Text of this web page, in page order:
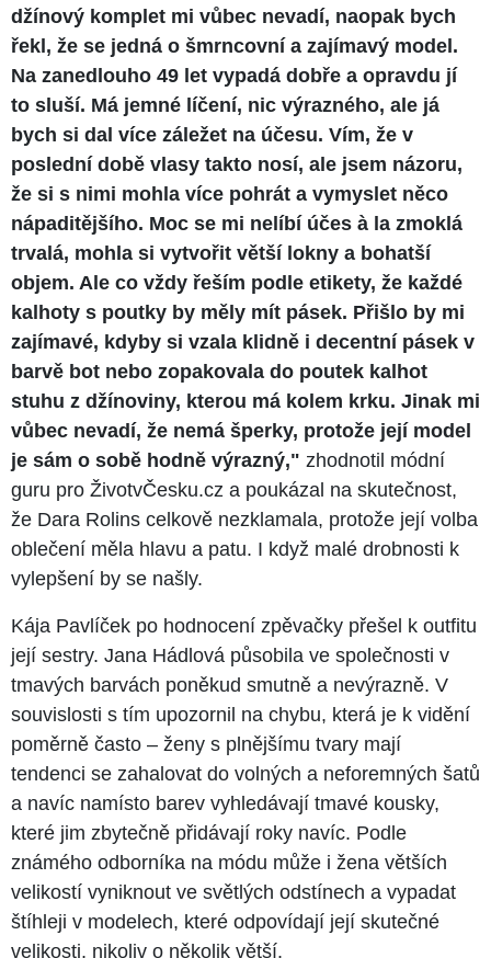
džínový komplet mi vůbec nevadí, naopak bych
řekl, že se jedná o šmrncovní a zajímavý model.
Na zanedlouho 49 let vypadá dobře a opravdu jí
to sluší. Má jemné líčení, nic výrazného, ale já
bych si dal více záležet na účesu. Vím, že v
poslední době vlasy takto nosí, ale jsem názoru,
že si s nimi mohla více pohrát a vymyslet něco
nápaditějšího. Moc se mi nelíbí účes à la zmoklá
trvalá, mohla si vytvořit větší lokny a bohatší
objem. Ale co vždy řeším podle etikety, že každé
kalhoty s poutky by měly mít pásek. Přišlo by mi
zajímavé, kdyby si vzala klidně i decentní pásek v
barvě bot nebo zopakovala do poutek kalhot
stuhu z džínoviny, kterou má kolem krku. Jinak mi
vůbec nevadí, že nemá šperky, protože její model
je sám o sobě hodně výrazný," zhodnotil módní
guru pro ŽivotvČesku.cz a poukázal na skutečnost,
že Dara Rolins celkově nezklamala, protože její volba
oblečení měla hlavu a patu. I když malé drobnosti k
vylepšení by se našly.
Kája Pavlíček po hodnocení zpěvačky přešel k outfitu
její sestry. Jana Hádlová působila ve společnosti v
tmavých barvách poněkud smutně a nevýrazně. V
souvislosti s tím upozornil na chybu, která je k vidění
poměrně často – ženy s plnějšímu tvary mají
tendenci se zahalovat do volných a neforemných šatů
a navíc namísto barev vyhledávají tmavé kousky,
které jim zbytečně přidávají roky navíc. Podle
známého odborníka na módu může i žena větších
velikostí vyniknout ve světlých odstínech a vypadat
štíhleji v modelech, které odpovídají její skutečné
velikosti, nikoliv o několik větší.